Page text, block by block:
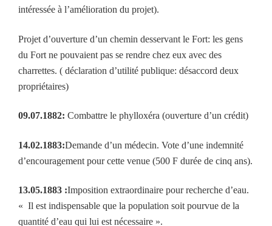
intéressée à l’amélioration du projet).
Projet d’ouverture d’un chemin desservant le Fort: les gens
du Fort ne pouvaient pas se rendre chez eux avec des
charrettes. ( déclaration d’utilité publique: désaccord deux
propriétaires)
09.07.1882: Combattre le phylloxéra (ouverture d’un crédit)
14.02.1883:Demande d’un médecin. Vote d’une indemnité
d’encouragement pour cette venue (500 F durée de cinq ans).
13.05.1883 :Imposition extraordinaire pour recherche d’eau.
« Il est indispensable que la population soit pourvue de la
quantité d’eau qui lui est nécessaire ».